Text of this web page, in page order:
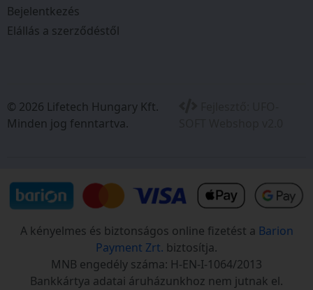
Bejelentkezés
Elállás a szerződéstől
© 2026 Lifetech Hungary Kft.
Minden jog fenntartva.
A kényelmes és biztonságos online fizetést a Barion
Payment Zrt. biztosítja.
MNB engedély száma: H-EN-I-1064/2013
Bankkártya adatai áruházunkhoz nem jutnak el.